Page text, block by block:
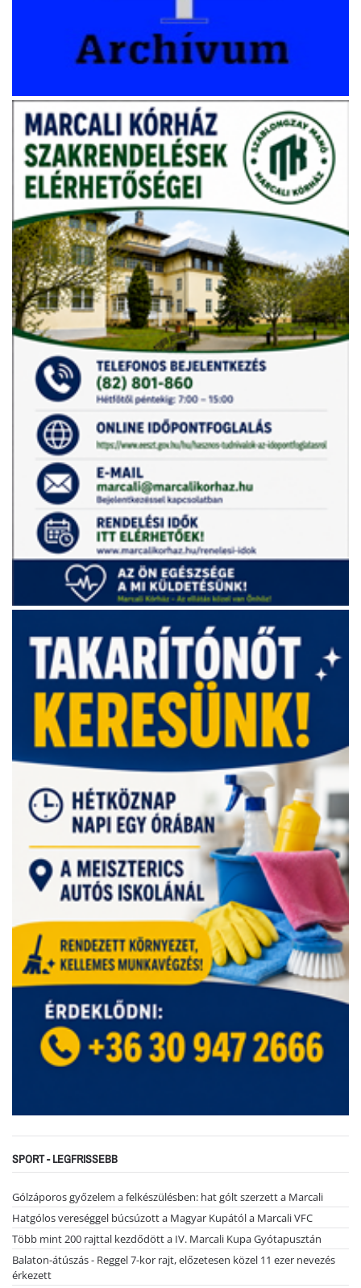
SPORT - LEGFRISSEBB
Gólzáporos győzelem a felkészülésben: hat gólt szerzett a Marcali
Hatgólos vereséggel búcsúzott a Magyar Kupától a Marcali VFC
Több mint 200 rajttal kezdődött a IV. Marcali Kupa Gyótapusztán
Balaton-átúszás - Reggel 7-kor rajt, előzetesen közel 11 ezer nevezés
érkezett